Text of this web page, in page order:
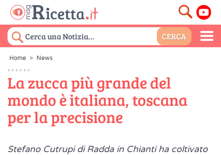
Home > News
La zucca più grande del
mondo è italiana, toscana
per la precisione
Stefano Cutrupi di Radda in Chianti ha coltivato